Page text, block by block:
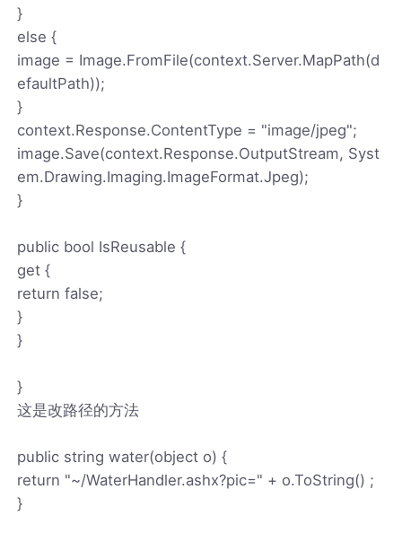
}
else {
image = Image.FromFile(context.Server.MapPath(d
efaultPath));
}
context.Response.ContentType = "image/jpeg";
image.Save(context.Response.OutputStream, Syst
em.Drawing.Imaging.ImageFormat.Jpeg);
}
public bool IsReusable {
get {
return false;
}
}
}
这是改路径的方法
public string water(object o) {
return "~/WaterHandler.ashx?pic=" + o.ToString() ;
}